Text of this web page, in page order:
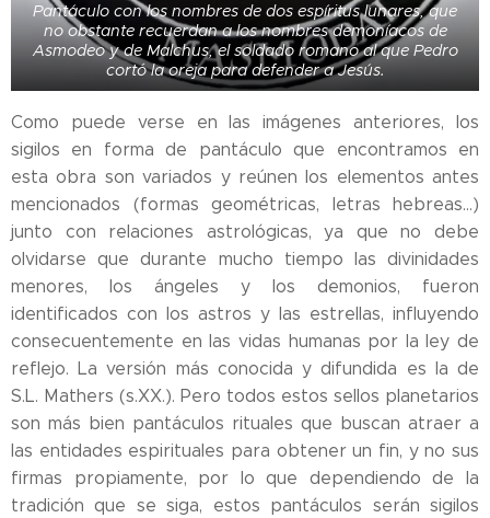
Pantáculo con los nombres de dos espíritus lunares, que
no obstante recuerdan a los nombres demoníacos de
Asmodeo y de Malchus, el soldado romano al que Pedro
cortó la oreja para defender a Jesús.
Como puede verse en las imágenes anteriores, los
sigilos en forma de pantáculo que encontramos en
esta obra son variados y reúnen los elementos antes
mencionados (formas geométricas, letras hebreas...)
junto con relaciones astrológicas, ya que no debe
olvidarse que durante mucho tiempo las divinidades
menores, los ángeles y los demonios, fueron
identificados con los astros y las estrellas, influyendo
consecuentemente en las vidas humanas por la ley de
reflejo. La versión más conocida y difundida es la de
S.L. Mathers (s.XX.). Pero todos estos sellos planetarios
son más bien pantáculos rituales que buscan atraer a
las entidades espirituales para obtener un fin, y no sus
firmas propiamente, por lo que dependiendo de la
tradición que se siga, estos pantáculos serán sigilos